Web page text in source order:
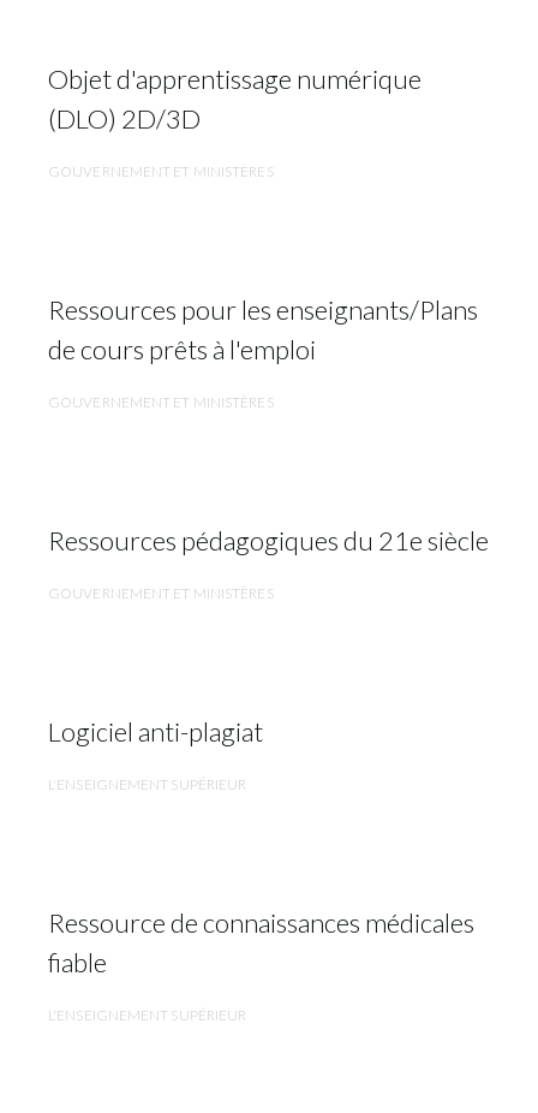
Objet d'apprentissage numérique
(DLO) 2D/3D
GOUVERNEMENT ET MINISTÈRES
Ressources pour les enseignants/Plans
de cours prêts à l'emploi
GOUVERNEMENT ET MINISTÈRES
Ressources pédagogiques du 21e siècle
GOUVERNEMENT ET MINISTÈRES
Logiciel anti-plagiat
L'ENSEIGNEMENT SUPÉRIEUR
Ressource de connaissances médicales
fiable
L'ENSEIGNEMENT SUPÉRIEUR